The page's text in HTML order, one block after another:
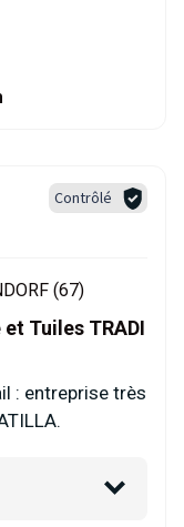
Contrôlé
(67)
Tuiles TRADI
: entreprise très